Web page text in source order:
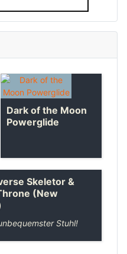
Dark of the Moon
Powerglide
Skeletor &
(New
Stuhl!